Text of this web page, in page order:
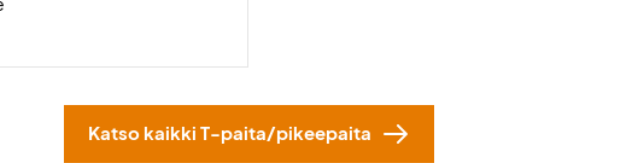
Katso kaikki T-paita/pikeepaita